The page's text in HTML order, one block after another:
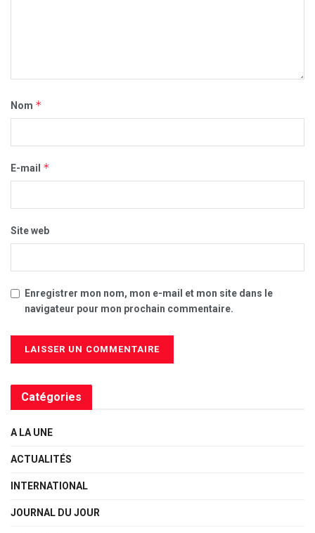
Nom *
E-mail *
Site web
Enregistrer mon nom, mon e-mail et mon site dans le
navigateur pour mon prochain commentaire.
Catégories
A LA UNE
ACTUALITÉS
INTERNATIONAL
JOURNAL DU JOUR